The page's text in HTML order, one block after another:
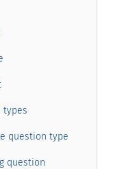
types
question type
question